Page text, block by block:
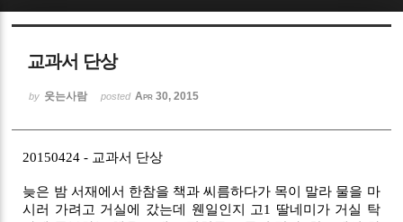
교과서 단상
by 웃는사람 posted Apr 30, 2015
20150424 - 교과서 단상
늦은 밤 서재에서 한참을 책과 씨름하다가 목이 말라 물을 마
시러 가려고 거실에 갔는데 웬일인지 고1 딸네미가 거실 탁
Sketchbook5, 스케치북5
Sketchbook5, 스케치북5